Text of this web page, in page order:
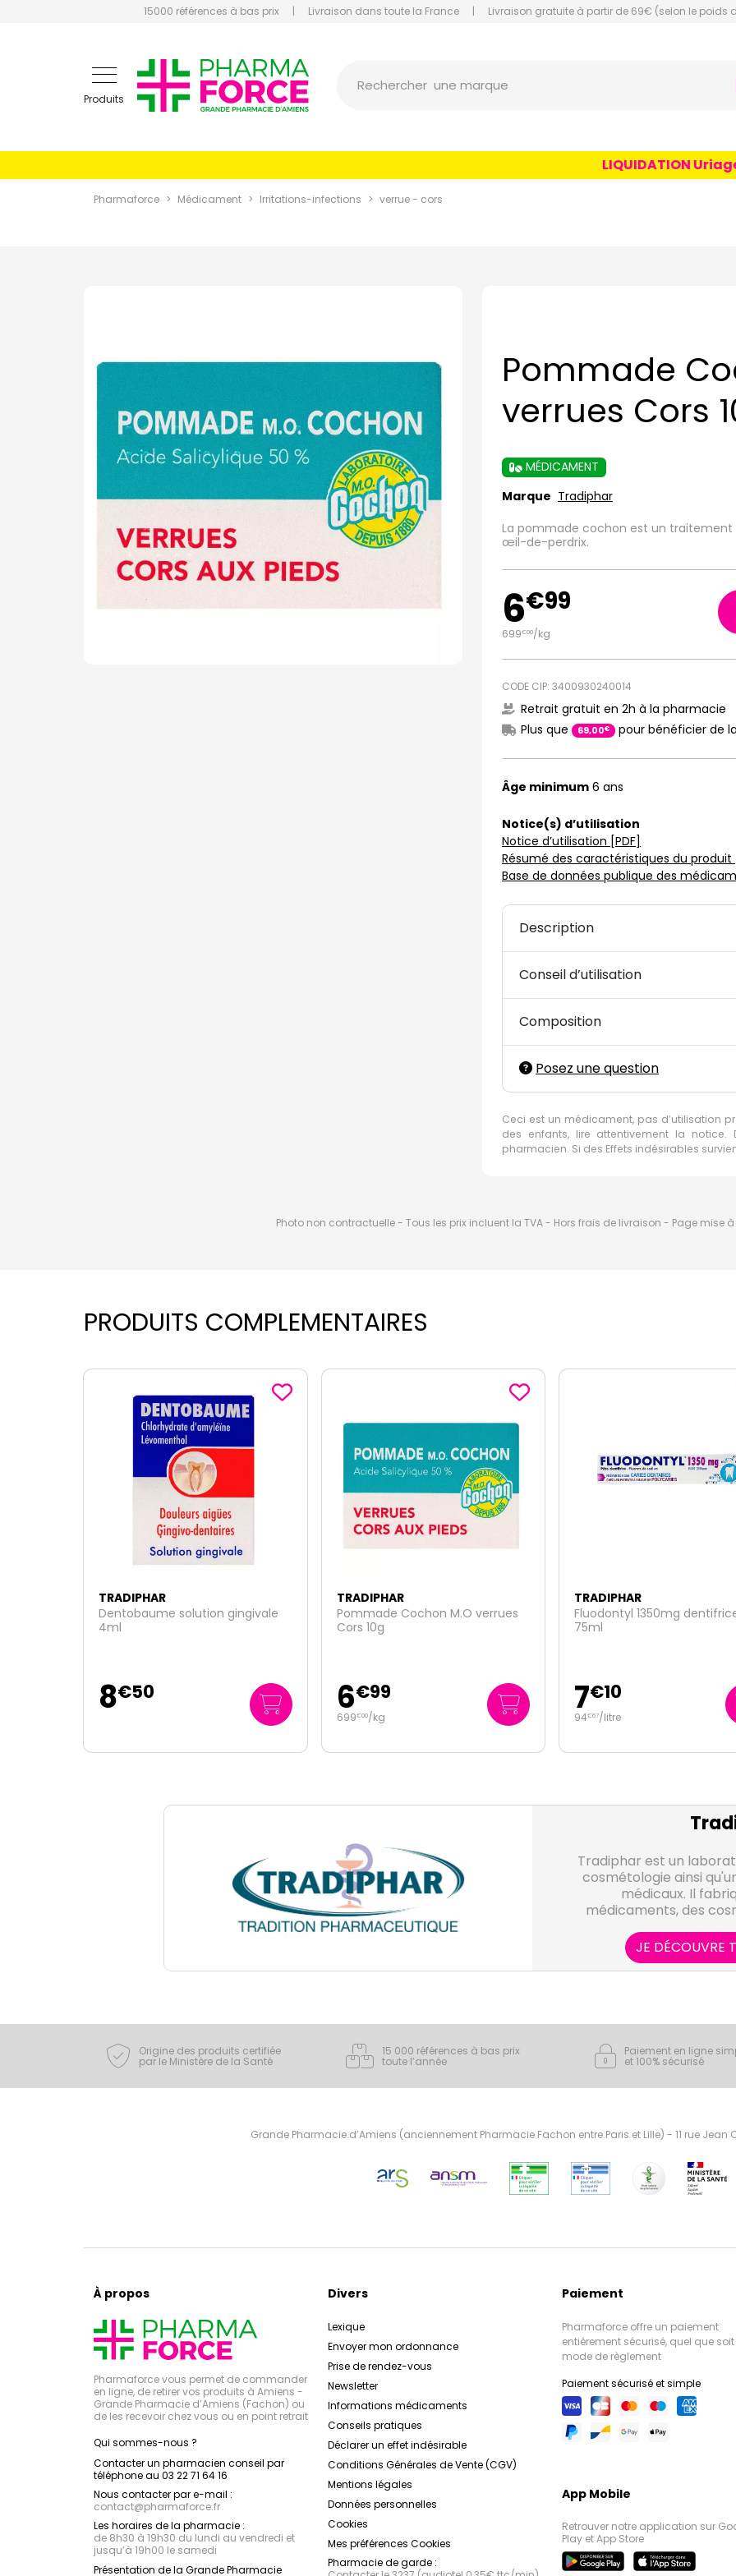
15000 références à bas prix | Livraison dans toute la France | Livraison gratuite à partir de 69€ (selon le poids
Produits
Rechercher
LIQUIDATION Uriage
Pharmaforce Médicament Irritations-infections verrue - cors
Pommade
verrues Cors
MÉDICAMENT
Marque Tradiphar
La pommade cochon est un traitement
œil-de-perdrix.
6€99
699€00/kg
CODE CIP: 3400930240014
Retrait gratuit en 2h à la pharmacie
Plus que
69,00€ pour bénéficier de
Âge minimum 6 ans
Notice(s) d’utilisation
Notice d’utilisation [PDF]
Résumé des caractéristiques du produit
Base de données publique des
Description
Conseil d’utilisation
Composition
Posez une question
Ceci est un médicament, pas d’utilisation
des enfants, lire attentivement la
pharmacien. Si des Effets indésirables
Photo non contractuelle - Tous les prix incluent la TVA - Hors frais de livraison - Page mise
PRODUITS COMPLEMENTAIRES
TRADIPHAR
Dentobaume solution gingivale
4ml
8€50
TRADIPHAR
Pommade Cochon M.O verrues
Cors 10g
6€99
699€00/kg
TRADIPHAR
Fluodontyl 1350mg
75ml
7€10
94€67/litre
Tradiphar est un
cosmétologie ainsi
médicaux. Il
médicaments, des
accessoires
JE DÉCOUVRE
Origine des produits certifiée
par le Ministère de la Santé
15 000 références à bas prix
toute l’année
Paiement en ligne
et 100% sécurisé
Grande Pharmacie d’Amiens (anciennement Pharmacie Fachon entre Paris et Lille) - 11 rue
À propos
Pharmaforce vous permet de commander
en ligne, de retirer vos produits à Amiens -
Grande Pharmacie d’Amiens (Fachon) ou
de les recevoir chez vous ou en point retrait
Qui sommes-nous ?
Contacter un pharmacien conseil par
téléphone au 03 22 71 64 16
Nous contacter par e-mail :
contact@pharmaforce.fr
Les horaires de la pharmacie :
de 8h30 à 19h30 du lundi au vendredi et
jusqu’à 19h00 le samedi
Présentation de la Grande Pharmacie
Divers
Lexique
Envoyer mon ordonnance
Prise de rendez-vous
Newsletter
Informations médicaments
Conseils pratiques
Déclarer un effet indésirable
Conditions Générales de Vente (CGV)
Mentions légales
Données personnelles
Cookies
Mes préférences Cookies
Pharmacie de garde :
Paiement
Pharmaforce offre un paiement
entièrement sécurisé, quel que soit
mode de règlement
Paiement sécurisé et simple
App Mobile
Retrouver notre application sur
Play et App Store